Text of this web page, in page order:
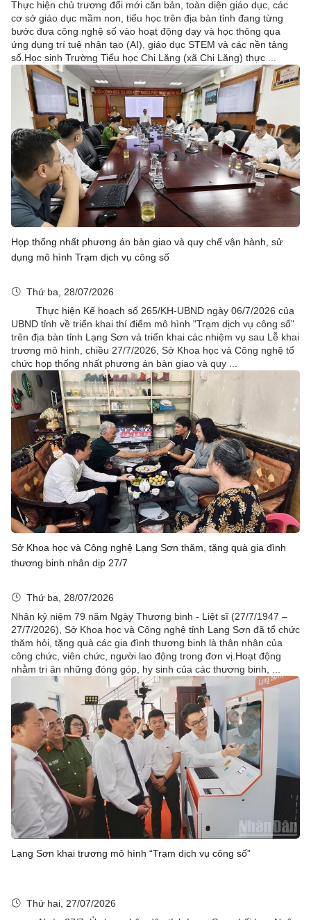
Thực hiện chủ trương đổi mới căn bản, toàn diện giáo dục, các
cơ sở giáo dục mầm non, tiểu học trên địa bàn tỉnh đang từng
bước đưa công nghệ số vào hoạt động dạy và học thông qua
ứng dụng trí tuệ nhân tạo (AI), giáo dục STEM và các nền tảng
số.Học sinh Trường Tiểu học Chi Lăng (xã Chi Lăng) thực ...
Họp thống nhất phương án bàn giao và quy chế vận hành, sử
dụng mô hình Trạm dịch vụ công số
Thứ ba, 28/07/2026
Thực hiện Kế hoạch số 265/KH-UBND ngày 06/7/2026 của
UBND tỉnh về triển khai thí điểm mô hình "Trạm dịch vụ công số"
trên địa bàn tỉnh Lạng Sơn và triển khai các nhiệm vụ sau Lễ khai
trương mô hình, chiều 27/7/2026, Sở Khoa học và Công nghệ tổ
chức họp thống nhất phương án bàn giao và quy ...
Sở Khoa học và Công nghệ Lạng Sơn thăm, tặng quà gia đình
thương binh nhân dịp 27/7
Thứ ba, 28/07/2026
Nhân kỷ niệm 79 năm Ngày Thương binh - Liệt sĩ (27/7/1947 –
27/7/2026), Sở Khoa học và Công nghệ tỉnh Lạng Sơn đã tổ chức
thăm hỏi, tặng quà các gia đình thương binh là thân nhân của
công chức, viên chức, người lao động trong đơn vị.Hoạt động
nhằm tri ân những đóng góp, hy sinh của các thương binh, ...
Lạng Sơn khai trương mô hình “Trạm dịch vụ công số”
Thứ hai, 27/07/2026